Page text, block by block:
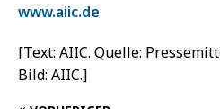
www.aiic.de
[Text: AIIC. Quelle:
Bild: AIIC.]